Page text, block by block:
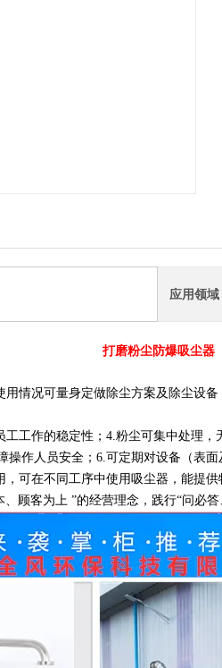
应用领域
打磨粉尘防爆吸尘器
情况可量身定做除尘方案及除尘设
工作的稳定性；4.粉尘可集中处理
操作人员安全；6.可定期对设备（表
可在不同工序中使用吸尘器，能提
顾客为上 ”的经营理念，践行“问必